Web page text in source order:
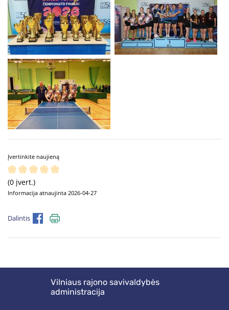
Įvertinkite naujieną
(0 įvert.)
Informacija atnaujinta 2026-04-27
Dalintis
Vilniaus rajono savivaldybės
administracija